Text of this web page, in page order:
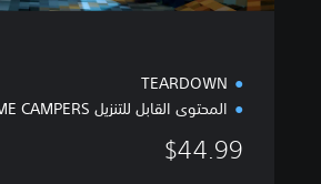
TEARDOWN
المحتوى القابل للتنزيل TIME CAMPERS
$44.99